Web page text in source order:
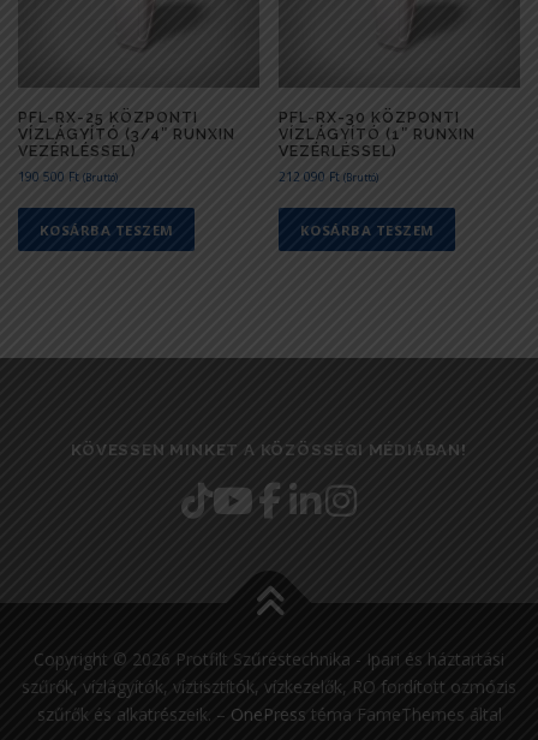
PFL-RX-25 KÖZPONTI
VÍZLÁGYÍTÓ (3/4″ RUNXIN
VEZÉRLÉSSEL)
190 500 Ft (Bruttó)
KOSÁRBA TESZEM
PFL-RX-30 KÖZPONTI
VÍZLÁGYÍTÓ (1″ RUNXIN
VEZÉRLÉSSEL)
212 090 Ft (Bruttó)
KOSÁRBA TESZEM
KÖVESSEN MINKET A KÖZÖSSÉGI MÉDIÁBAN!
Copyright © 2026 Protfilt Szűréstechnika - Ipari és háztartási
szűrők, vízlágyítók, víztisztítók, vízkezelők, RO fordított ozmózis
szűrők és alkatrészeik. – OnePress téma FameThemes által